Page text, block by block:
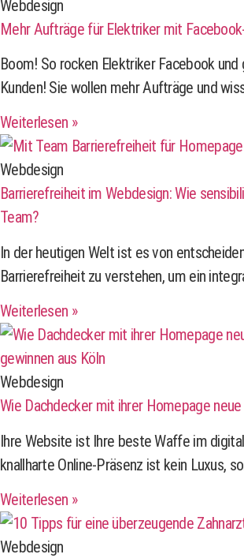
Webdesign
Mehr Aufträge für Elektriker mit
Boom! So rocken Elektriker Facebook und
Kunden! Sie wollen mehr Aufträge und
Weiterlesen »
Webdesign
Barrierefreiheit im Webdesign: Wie
Team?
In der heutigen Welt ist es von
Barrierefreiheit zu verstehen, um ein
Weiterlesen »
Webdesign
Wie Dachdecker mit ihrer Homepage
Ihre Website ist Ihre beste Waffe im
knallharte Online-Präsenz ist kein Luxus,
Weiterlesen »
Webdesign